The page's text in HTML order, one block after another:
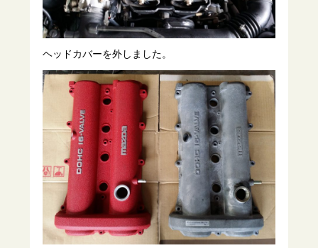
ヘッドカバーを外しました。